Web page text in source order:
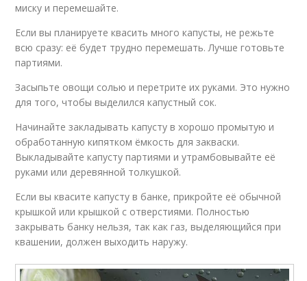
миску и перемешайте.
Если вы планируете квасить много капусты, не режьте
всю сразу: её будет трудно перемешать. Лучше готовьте
партиями.
Засыпьте овощи солью и перетрите их руками. Это нужно
для того, чтобы выделился капустный сок.
Начинайте закладывать капусту в хорошо промытую и
обработанную кипятком ёмкость для закваски.
Выкладывайте капусту партиями и утрамбовывайте её
руками или деревянной толкушкой.
Если вы квасите капусту в банке, прикройте её обычной
крышкой или крышкой с отверстиями. Полностью
закрывать банку нельзя, так как газ, выделяющийся при
квашении, должен выходить наружу.